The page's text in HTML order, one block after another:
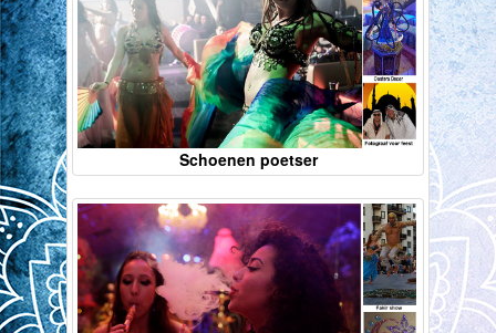
Schoenen poetser